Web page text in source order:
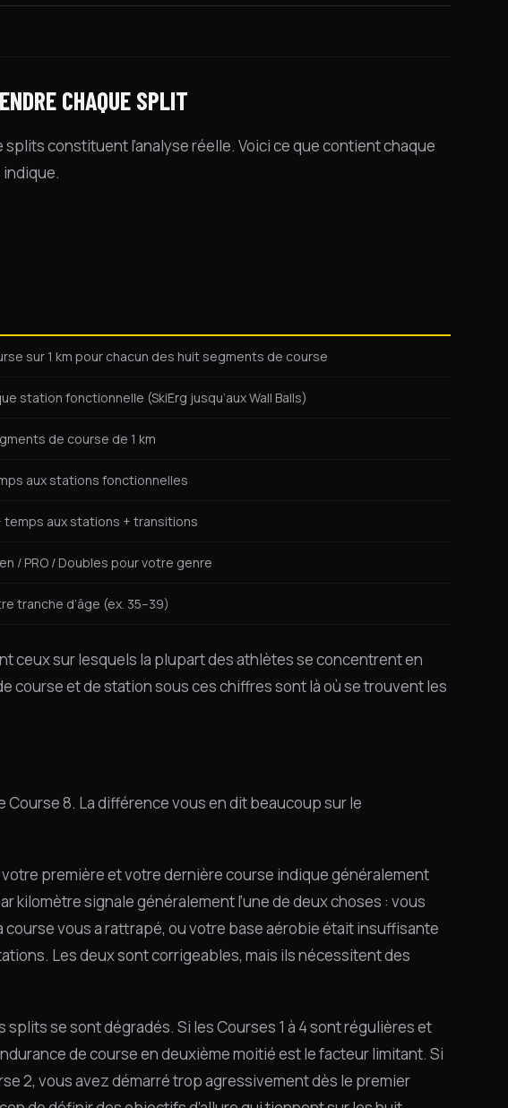
CHAQUE SPLIT
constituent l’analyse réelle. Voici ce que contient chaque
indique.
sur 1 km pour chacun des huit segments de course
station fonctionnelle (SkiErg jusqu’aux Wall Balls)
de course de 1 km
aux stations fonctionnelles
temps aux stations + transitions
/ PRO / Doubles pour votre genre
tranche d’âge (ex. 35–39)
ceux sur lesquels la plupart des athlètes se concentrent en
course et de station sous ces chiffres sont là où se trouvent les
8. La différence vous en dit beaucoup sur le
première et votre dernière course indique généralement
kilomètre signale généralement l’une de deux choses : vous
vous a rattrapé, ou votre base aérobie était insuffisante
Les deux sont corrigeables, mais ils nécessitent des
se sont dégradés. Si les Courses 1 à 4 sont régulières et
de course en deuxième moitié est le facteur limitant. Si
2, vous avez démarré trop agressivement dès le premier